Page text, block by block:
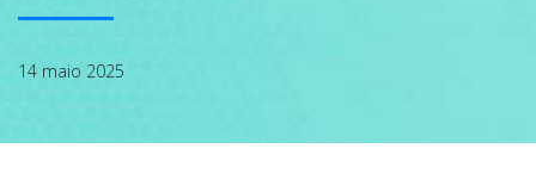
GALERIA
14 maio 2025